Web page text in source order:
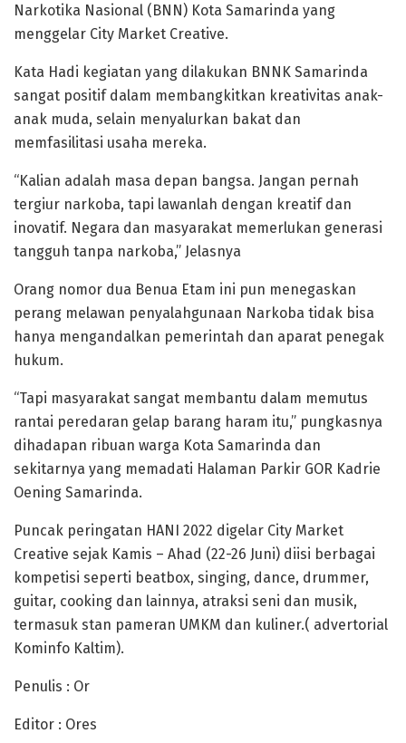
Narkotika Nasional (BNN) Kota Samarinda yang
menggelar City Market Creative.
Kata Hadi kegiatan yang dilakukan BNNK Samarinda
sangat positif dalam membangkitkan kreativitas anak-
anak muda, selain menyalurkan bakat dan
memfasilitasi usaha mereka.
“Kalian adalah masa depan bangsa. Jangan pernah
tergiur narkoba, tapi lawanlah dengan kreatif dan
inovatif. Negara dan masyarakat memerlukan generasi
tangguh tanpa narkoba,” Jelasnya
Orang nomor dua Benua Etam ini pun menegaskan
perang melawan penyalahgunaan Narkoba tidak bisa
hanya mengandalkan pemerintah dan aparat penegak
hukum.
“Tapi masyarakat sangat membantu dalam memutus
rantai peredaran gelap barang haram itu,” pungkasnya
dihadapan ribuan warga Kota Samarinda dan
sekitarnya yang memadati Halaman Parkir GOR Kadrie
Oening Samarinda.
Puncak peringatan HANI 2022 digelar City Market
Creative sejak Kamis – Ahad (22-26 Juni) diisi berbagai
kompetisi seperti beatbox, singing, dance, drummer,
guitar, cooking dan lainnya, atraksi seni dan musik,
termasuk stan pameran UMKM dan kuliner.( advertorial
Kominfo Kaltim).
Penulis : Or
Editor : Ores